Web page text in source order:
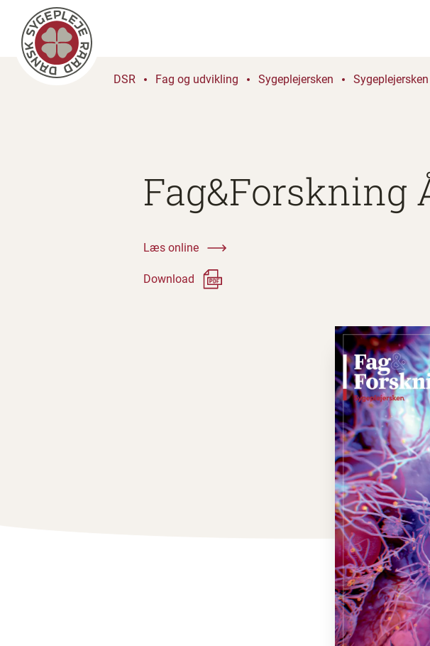
DSR Fag og udvikling Sygeplejersken
Fag&Forskning
Læs online
Download